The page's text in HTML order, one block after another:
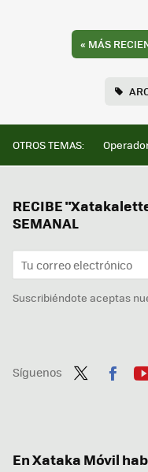
« MÁS
OTROS TEMAS:
RECIBE
SEMANAL
Suscribiéndote aceptas
Síguenos
En Xataka Móvil